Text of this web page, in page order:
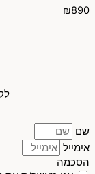
₪890
שם
אימייל
הסכמה